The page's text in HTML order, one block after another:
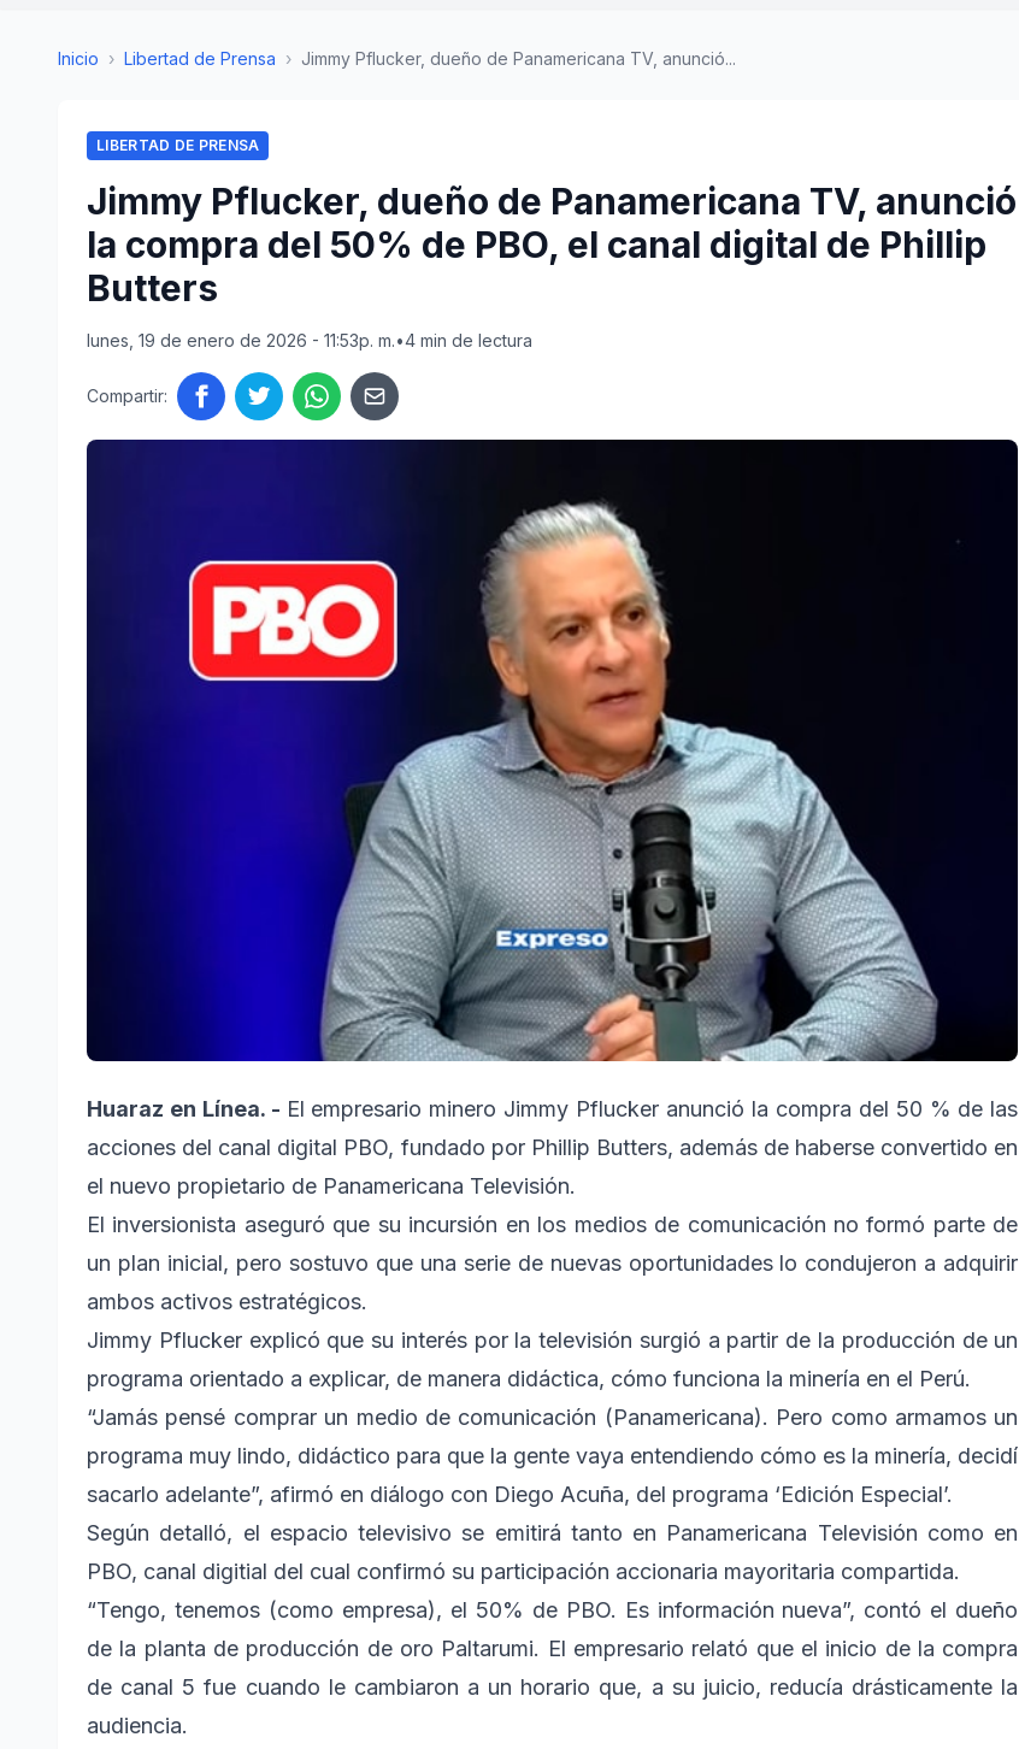
Inicio › Libertad de Prensa › Jimmy Pflucker, dueño de Panamericana TV, anunció...
LIBERTAD DE PRENSA
Jimmy Pflucker, dueño de Panamericana TV, anunció
la compra del 50% de PBO, el canal digital de Phillip
Butters
lunes, 19 de enero de 2026 - 11:53p. m.•4 min de lectura
Compartir:
Huaraz en Línea. - El empresario minero Jimmy Pflucker anunció la compra del 50 % de las
acciones del canal digital PBO, fundado por Phillip Butters, además de haberse convertido en
el nuevo propietario de Panamericana Televisión.
El inversionista aseguró que su incursión en los medios de comunicación no formó parte de
un plan inicial, pero sostuvo que una serie de nuevas oportunidades lo condujeron a adquirir
ambos activos estratégicos.
Jimmy Pflucker explicó que su interés por la televisión surgió a partir de la producción de un
programa orientado a explicar, de manera didáctica, cómo funciona la minería en el Perú.
“Jamás pensé comprar un medio de comunicación (Panamericana). Pero como armamos un
programa muy lindo, didáctico para que la gente vaya entendiendo cómo es la minería, decidí
sacarlo adelante”, afirmó en diálogo con Diego Acuña, del programa ‘Edición Especial’.
Según detalló, el espacio televisivo se emitirá tanto en Panamericana Televisión como en
PBO, canal digitial del cual confirmó su participación accionaria mayoritaria compartida.
“Tengo, tenemos (como empresa), el 50% de PBO. Es información nueva”, contó el dueño
de la planta de producción de oro Paltarumi. El empresario relató que el inicio de la compra
de canal 5 fue cuando le cambiaron a un horario que, a su juicio, reducía drásticamente la
audiencia.